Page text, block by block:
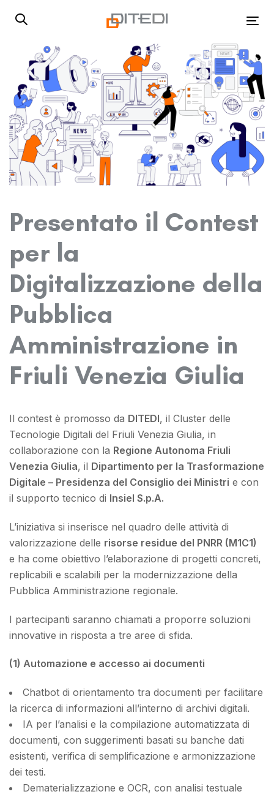
links
navigation
content
Presentato il Contest
per la
Digitalizzazione della
Pubblica
Amministrazione in
Friuli Venezia Giulia
Il contest è promosso da DITEDI, il Cluster delle
Tecnologie Digitali del Friuli Venezia Giulia, in
collaborazione con la Regione Autonoma Friuli
Venezia Giulia, il Dipartimento per la Trasformazione
Digitale – Presidenza del Consiglio dei Ministri e con
il supporto tecnico di Insiel S.p.A.
L’iniziativa si inserisce nel quadro delle attività di
valorizzazione delle risorse residue del PNRR (M1C1)
e ha come obiettivo l’elaborazione di progetti concreti,
replicabili e scalabili per la modernizzazione della
Pubblica Amministrazione regionale.
I partecipanti saranno chiamati a proporre soluzioni
innovative in risposta a tre aree di sfida.
(1) Automazione e accesso ai documenti
Chatbot di orientamento tra documenti per facilitare
la ricerca di informazioni all’interno di archivi digitali.
IA per l’analisi e la compilazione automatizzata di
documenti, con suggerimenti basati su banche dati
esistenti, verifica di semplificazione e armonizzazione
dei testi.
Dematerializzazione e OCR, con analisi testuale